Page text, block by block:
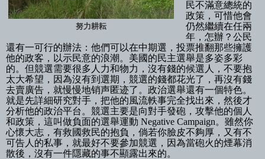
努力耕耘
民不滿意總統的
政策，可惜他會
仍然繼續在任兩
年，怎辦？公民
還有一可行的辦法：他們可以在中期選，投票推翻那些擁護
他的政客，以示民意的浪潮。美國的民主選舉是多姿多彩
的。但競選需要很多人力和物力，沒有錢的候選人，不要抱
太大希望，因為沒有到選期，競選的錢都花光了，再沒有錢
去賣廣告，就慢慢地销声匿迹了。政治選舉還有一個特色。
就是先詳細研究對手，把他的風流軼事完全找出來，然後才
分析他的政治平台。競選主要是向對手發砲，攻擊他的個人
和政策，這叫做負面的選舉運動 Negative Campaign。雖然你
心懷大志，有救國救民的抱負，倘若你臉皮不夠厚，又有不
可告人的私事，就最好不要參加競選，因為當砲火的煙幕消
散後，沒有一件隱藏的事不顯露出來的。